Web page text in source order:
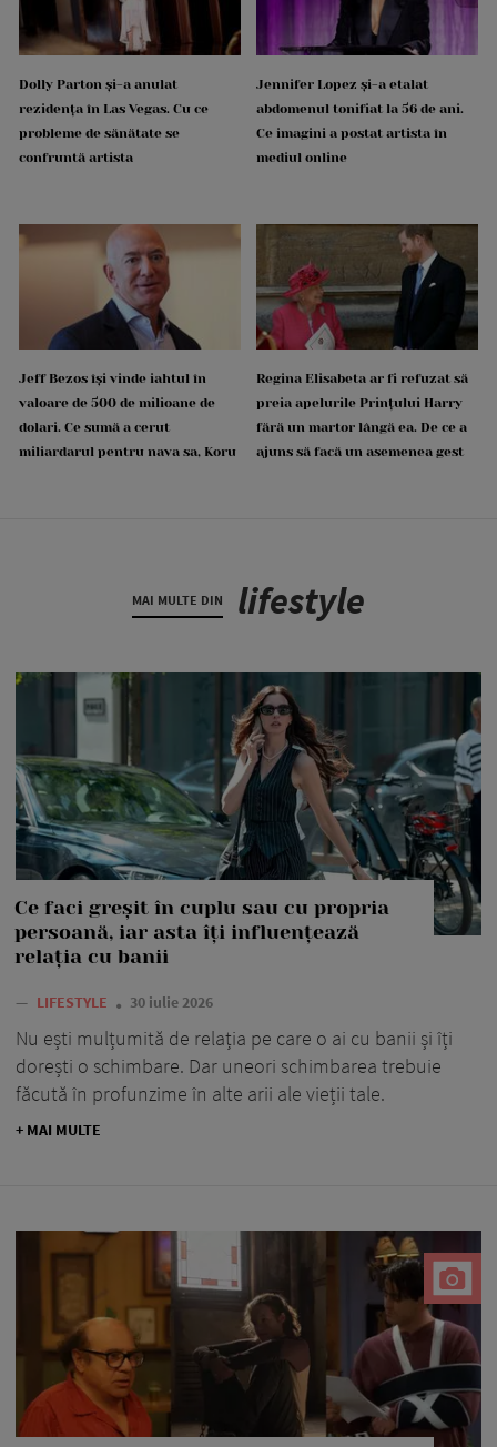
Dolly Parton și-a anulat
rezidența în Las Vegas. Cu ce
probleme de sănătate se
confruntă artista
Jennifer Lopez și-a etalat
abdomenul tonifiat la 56 de ani.
Ce imagini a postat artista în
mediul online
Jeff Bezos își vinde iahtul în
valoare de 500 de milioane de
dolari. Ce sumă a cerut
miliardarul pentru nava sa, Koru
Regina Elisabeta ar fi refuzat să
preia apelurile Prințului Harry
fără un martor lângă ea. De ce a
ajuns să facă un asemenea gest
MAI MULTE DIN lifestyle
Ce faci greșit în cuplu sau cu propria
persoană, iar asta îți influențează
relația cu banii
— LIFESTYLE 30 iulie 2026
Nu ești mulțumită de relația pe care o ai cu banii și îți
dorești o schimbare. Dar uneori schimbarea trebuie
făcută în profunzime în alte arii ale vieții tale.
+ MAI MULTE